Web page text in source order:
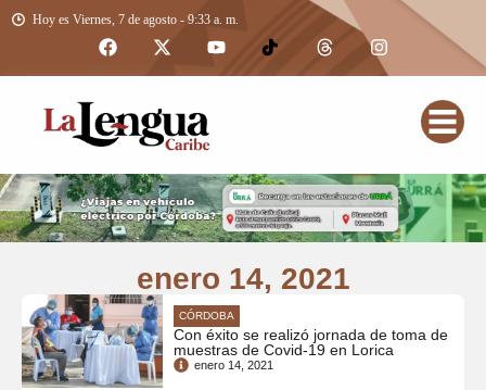
Hoy es Viernes, 7 de agosto - 9:33 a. m.
enero 14, 2021
CÓRDOBA
Con éxito se realizó jornada de toma de
muestras de Covid-19 en Lorica
enero 14, 2021